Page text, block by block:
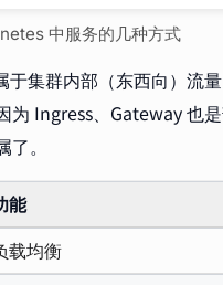
中服务的几种方式
集群内部（东西向）流
Ingress、Gateway 也
。
能
载均衡